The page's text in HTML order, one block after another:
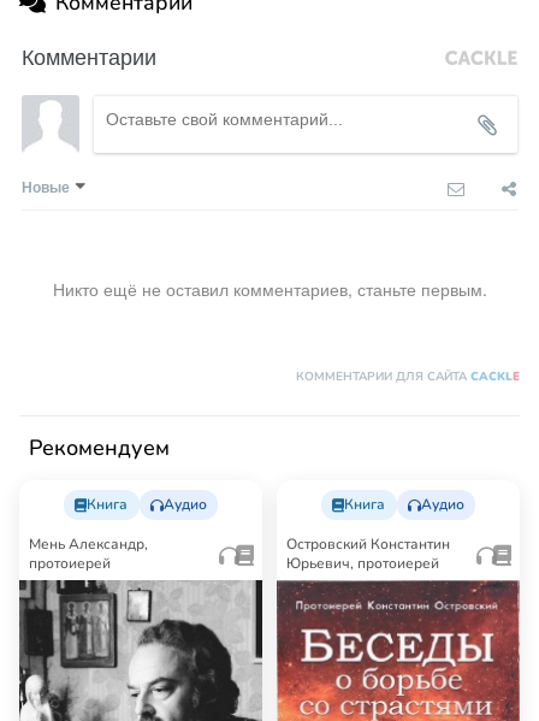
Комментарии
Новые
Никто ещё не оставил комментариев, станьте первым.
КОММЕНТАРИИ ДЛЯ САЙТА CACKLE
Рекомендуем
Книга Аудио
Мень Александр,
протоиерей
Книга Аудио
Островский Константин
Юрьевич, протоиерей